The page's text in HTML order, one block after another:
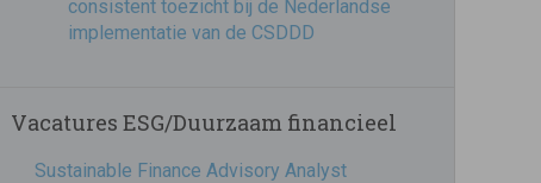
consistent toezicht bij de Nederlandse
implementatie van de CSDDD
Vacatures ESG/Duurzaam financieel
Sustainable Finance Advisory Analyst